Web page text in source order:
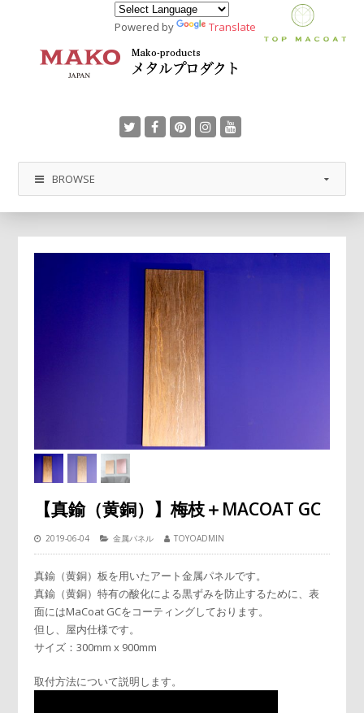
Powered by Translate
BROWSE
【真鍮（黄銅）】梅枝＋MACOAT GC
2019-06-04 金属パネル TOYOADMIN
真鍮（黄銅）板を用いたアート金属パネルです。
真鍮（黄銅）特有の酸化による黒ずみを防止するために、表
面にはMaCoat GCをコーティングしております。
但し、屋内仕様です。
サイズ：300mm x 900mm
取付方法について説明します。